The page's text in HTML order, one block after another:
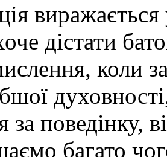
дістати
коли
поведінку,
багато